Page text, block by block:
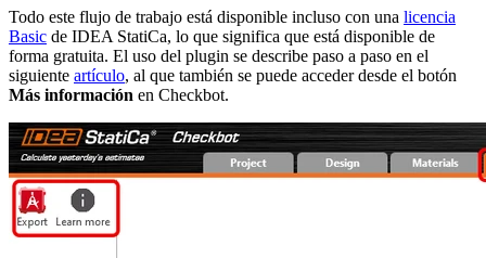
Todo este flujo de trabajo está disponible incluso con una licencia
Basic de IDEA StatiCa, lo que significa que está disponible de
forma gratuita. El uso del plugin se describe paso a paso en el
siguiente artículo, al que también se puede acceder desde el botón
Más información en Checkbot.